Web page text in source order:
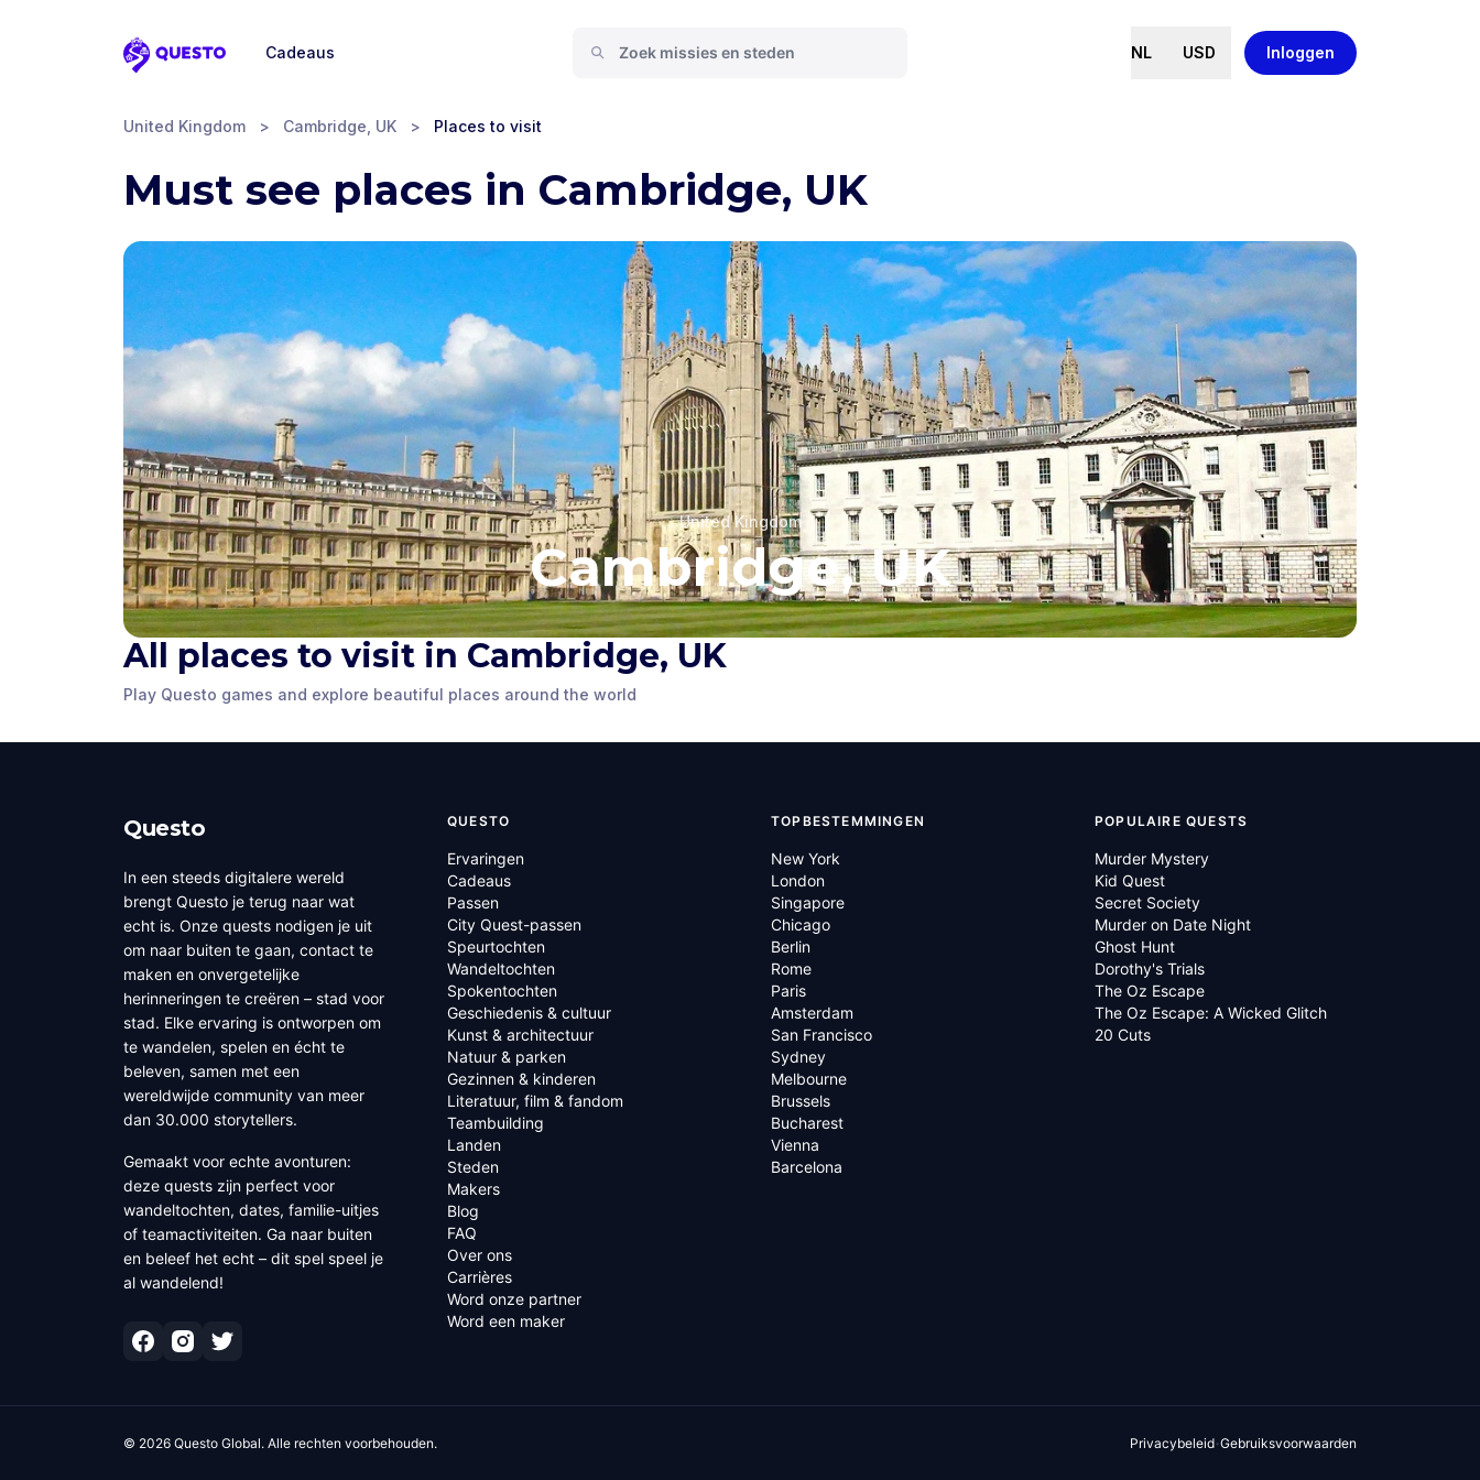
Questo
Cadeaus NL USD Inloggen
United Kingdom > Cambridge, UK > Places to visit
Must see places in Cambridge, UK
United Kingdom
Cambridge, UK
All places to visit in Cambridge, UK
Play Questo games and explore beautiful places around the world
Questo
In een steeds digitalere wereld
brengt Questo je terug naar wat
echt is. Onze quests nodigen je uit
om naar buiten te gaan, contact te
maken en onvergetelijke
herinneringen te creëren – stad voor
stad. Elke ervaring is ontworpen om
te wandelen, spelen en écht te
beleven, samen met een
wereldwijde community van meer
dan 30.000 storytellers.
Gemaakt voor echte avonturen:
deze quests zijn perfect voor
wandeltochten, dates, familie-uitjes
of teamactiviteiten. Ga naar buiten
en beleef het echt – dit spel speel je
al wandelend!
QUESTO
Ervaringen
Cadeaus
Passen
City Quest-passen
Speurtochten
Wandeltochten
Spokentochten
Geschiedenis & cultuur
Kunst & architectuur
Natuur & parken
Gezinnen & kinderen
Literatuur, film & fandom
Teambuilding
Landen
Steden
Makers
Blog
FAQ
Over ons
Carrières
Word onze partner
Word een maker
TOPBESTEMMINGEN
New York
London
Singapore
Chicago
Berlin
Rome
Paris
Amsterdam
San Francisco
Sydney
Melbourne
Brussels
Bucharest
Vienna
Barcelona
POPULAIRE QUESTS
Murder Mystery
Kid Quest
Secret Society
Murder on Date Night
Ghost Hunt
Dorothy's Trials
The Oz Escape
The Oz Escape: A Wicked Glitch
20 Cuts
© 2026 Questo Global. Alle rechten voorbehouden. Privacybeleid·Gebruiksvoorwaarden